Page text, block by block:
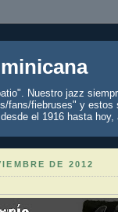
Nuestro jazz
fans/fiebruses" y
el 1916 hasta
DE 2012